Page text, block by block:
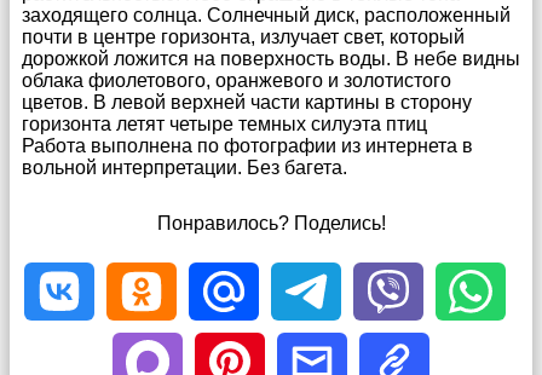
заходящего солнца. Солнечный диск, расположенный
почти в центре горизонта, излучает свет, который
дорожкой ложится на поверхность воды. В небе видны
облака фиолетового, оранжевого и золотистого
цветов. В левой верхней части картины в сторону
горизонта летят четыре темных силуэта птиц
Работа выполнена по фотографии из интернета в
вольной интерпретации. Без багета.
Понравилось? Поделись!